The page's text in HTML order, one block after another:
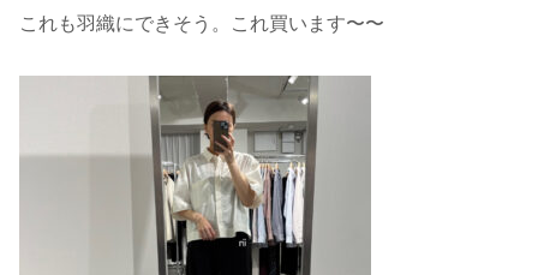
これも羽織にできそう。これ買います〜〜